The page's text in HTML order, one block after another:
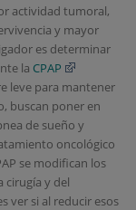
actividad tumoral,
y mayor
es determinar
la CPAP
leve para mantener
buscan poner en
de sueño y
oncológico
se modifican los
cirugía y del
ver si al reducir esos